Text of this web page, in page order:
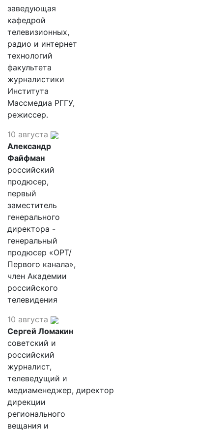
заведующая
кафедрой
телевизионных,
радио и интернет
технологий
факультета
журналистики
Института
Массмедиа РГГУ,
режиссер.
10 августа
Александр
Файфман
российский
продюсер,
первый
заместитель
генерального
директора -
генеральный
продюсер «ОРТ/
Первого канала»,
член Академии
российского
телевидения
10 августа
Сергей Ломакин
советский и
российский
журналист,
телеведущий и
медиаменеджер, директор
дирекции
регионального
вещания и